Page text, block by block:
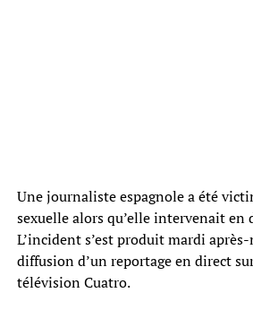
Une journaliste espagnole a été
sexuelle alors qu’elle intervenait en
L’incident s’est produit mardi
diffusion d’un reportage en direct
télévision Cuatro.